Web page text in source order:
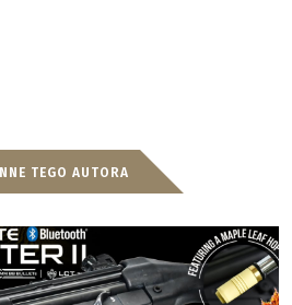
INNE TEGO AUTORA